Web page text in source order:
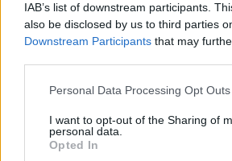
IAB’s list of downstream participants.
also be disclosed by us to third parties
Downstream Participants that may
Please note that this website/app uses
not limited to your visit or usage
grant or deny consent to Google and its
use your data for below specified
Personal Data Processing Opt Outs
I want to opt-out of the Sharing of
personal data.
Opted In
A völgyállomás hosszú épülete
belülről(ski.inmontanis.info).